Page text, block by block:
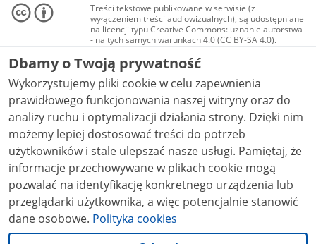
Treści tekstowe publikowane w serwisie (z
wyłączeniem treści audiowizualnych), są udostępniane
na licencji typu Creative Commons: uznanie autorstwa
- na tych samych warunkach 4.0 (CC BY-SA 4.0).
Materiały audiowizualne, w tym zdjęcia, materiały
audio i wideo, są udostępniane na licencji typu
Creative Commons: uznanie autorstwa użycie
niekomercyjne - bez utworów zależnych 4.0 (CC BY-
NC-ND 4.0), o ile nie jest to stwierdzone inaczej.
Dbamy o Twoją prywatność
Wykorzystujemy pliki cookie w celu zapewnienia
prawidłowego funkcjonowania naszej witryny oraz do
analizy ruchu i optymalizacji działania strony. Dzięki nim
możemy lepiej dostosować treści do potrzeb
użytkowników i stale ulepszać nasze usługi. Pamiętaj, że
informacje przechowywane w plikach cookie mogą
pozwalać na identyfikację konkretnego urządzenia lub
przeglądarki użytkownika, a więc potencjalnie stanowić
dane osobowe. Polityka cookies